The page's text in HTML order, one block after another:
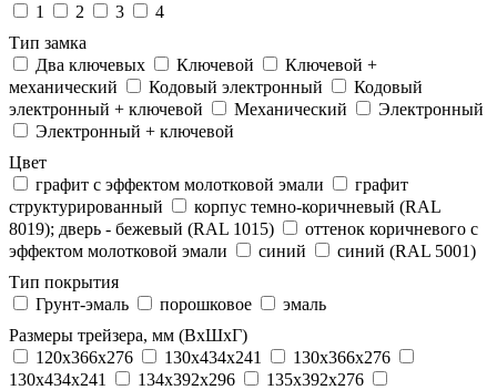
1
2 3
4
Тип замка
Два ключевых
Ключевой
Ключевой +
механический
Кодовый электронный
Кодовый
электронный + ключевой
Механический
Электронный
Электронный + ключевой
Цвет
графит с эффектом молотковой эмали
графит
структурированный
корпус темно-коричневый (RAL
8019); дверь - бежевый (RAL 1015)
оттенок коричневого с
эффектом молотковой эмали
синий
синий (RAL 5001)
Тип покрытия
Грунт-эмаль
порошковое
эмаль
Размеры трейзера, мм (ВхШхГ)
120x366x276
130x434x241
130х366х276
130х434х241
134x392x296
135x392x276